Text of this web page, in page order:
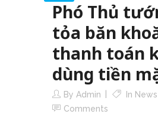
Phó Thủ
tỏa băn
thanh toán
dùng tiền
By Admin In News
Comments